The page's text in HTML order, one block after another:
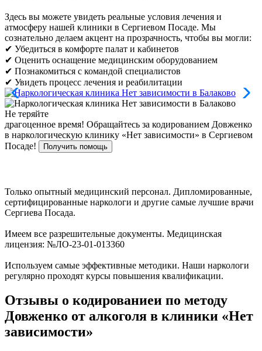
Здесь вы можете увидеть реальные условия лечения и
атмосферу нашей клиники в Сергиевом Посаде. Мы
сознательно делаем акцент на прозрачность, чтобы вы могли:
✔ Убедиться в комфорте палат и кабинетов
✔ Оценить оснащение медицинским оборудованием
✔ Познакомиться с командой специалистов
✔ Увидеть процесс лечения и реабилитации
Не теряйте
драгоценное время! Обращайтесь за кодированием Довженко
в наркологическую клинику «Нет зависимости» в Сергиевом
Посаде!
Получить помощь
Только опытный медицинский персонал. Дипломированные,
сертифицированные наркологи и другие самые лучшие врачи
Сергиева Посада.
Имеем все разрешительные документы. Медицинская
лицензия: №ЛО-23-01-013360
Используем самые эффективные методики. Наши наркологи
регулярно проходят курсы повышения квалификации.
Отзывы о кодированиеи по методу
Довженко от алкоголя в клиники «Нет
зависимости»